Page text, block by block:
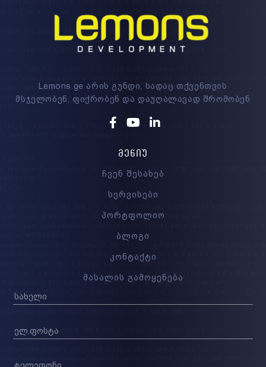
Lemons.ge არის გუნდი, სადაც თქვენთვის
მსჯელობენ, ფიქრობენ და დაუღალავად შრომობენ
ᲛᲔᲜᲘᲣ
ჩვენ შესახებ
სერვისები
პორტფოლიო
ბლოგი
კონტაქტი
მასალის გამოყენება